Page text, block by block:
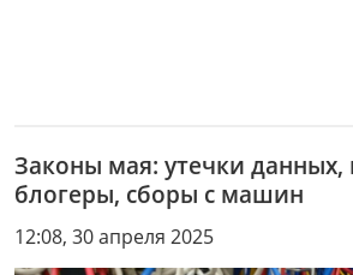
Законы мая: утечки данных,
блогеры, сборы с машин
12:08, 30 апреля 2025